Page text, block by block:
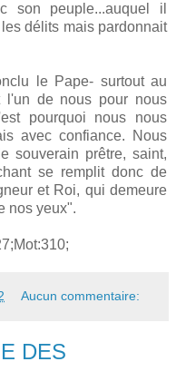
son peuple...auquel il
délits mais pardonnait
le Pape- surtout au
de nous pour nous
pourquoi nous nous
avec confiance. Nous
souverain prêtre, saint,
se remplit donc de
et Roi, qui demeure
nos yeux".
Aucun commentaire:
DES